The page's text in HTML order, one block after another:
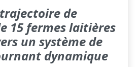
de
15 fermes laitières
un système de
dynamique